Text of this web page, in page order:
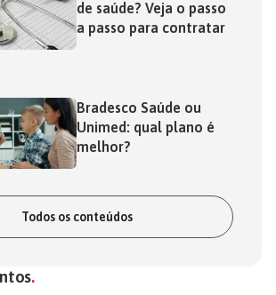
de saúde? Veja o passo
a passo para contratar
Bradesco Saúde ou
Unimed: qual plano é
melhor?
Todos os conteúdos